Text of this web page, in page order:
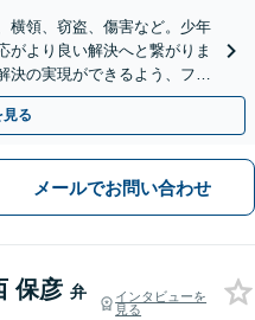
横領、窃盗、傷害など。少年
がより良い解決へと繋がりま
決の実現ができるよう、フッ
す
る
メールでお問い合わせ
保彦 弁
インタビューを
見る